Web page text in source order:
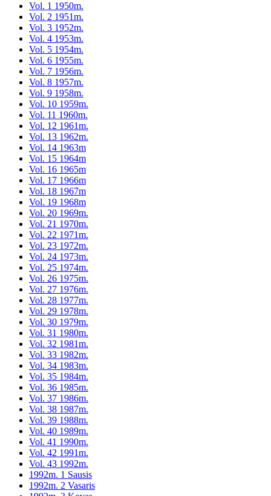
Vol. 1 1950m.
Vol. 2 1951m.
Vol. 3 1952m.
Vol. 4 1953m.
Vol. 5 1954m.
Vol. 6 1955m.
Vol. 7 1956m.
Vol. 8 1957m.
Vol. 9 1958m.
Vol. 10 1959m.
Vol. 11 1960m.
Vol. 12 1961m.
Vol. 13 1962m.
Vol. 14 1963m
Vol. 15 1964m
Vol. 16 1965m
Vol. 17 1966m
Vol. 18 1967m
Vol. 19 1968m
Vol. 20 1969m.
Vol. 21 1970m.
Vol. 22 1971m.
Vol. 23 1972m.
Vol. 24 1973m.
Vol. 25 1974m.
Vol. 26 1975m.
Vol. 27 1976m.
Vol. 28 1977m.
Vol. 29 1978m.
Vol. 30 1979m.
Vol. 31 1980m.
Vol. 32 1981m.
Vol. 33 1982m.
Vol. 34 1983m.
Vol. 35 1984m.
Vol. 36 1985m.
Vol. 37 1986m.
Vol. 38 1987m.
Vol. 39 1988m.
Vol. 40 1989m.
Vol. 41 1990m.
Vol. 42 1991m.
Vol. 43 1992m.
1992m. 1 Sausis
1992m. 2 Vasaris